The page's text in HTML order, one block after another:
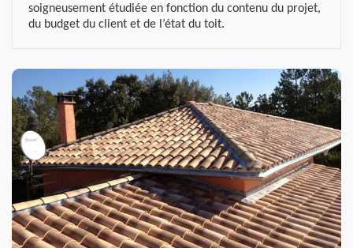
soigneusement étudiée en fonction du contenu du projet,
du budget du client et de l’état du toit.